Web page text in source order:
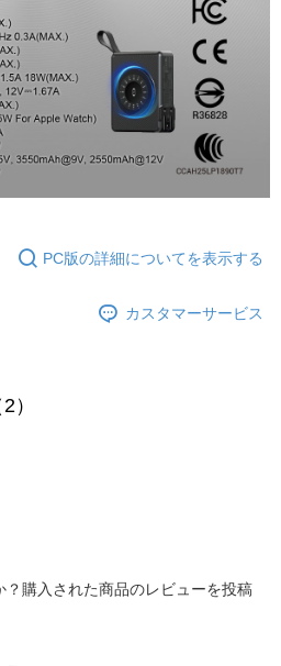
PC版の詳細についてを表示する
カスタマーサービス
）
？購入された商品のレビューを投稿